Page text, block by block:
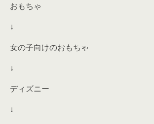
おもちゃ
↓
女の子向けのおもちゃ
↓
ディズニー
↓